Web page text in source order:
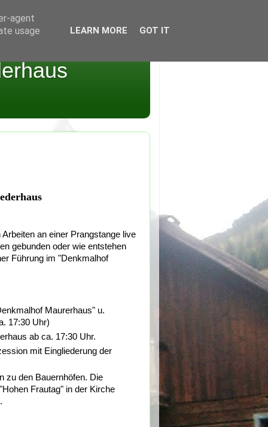
an einer Prangstange live
gebunden oder wie entstehen
Führung im "Denkmalhof
Maurerhaus" u.
17:30 Uhr)
ab ca. 17:30 Uhr.
mit Eingliederung der
zu den Bauernhöfen. Die
Frautag" in der Kirche
agent
usage
LEARN MORE GOT IT